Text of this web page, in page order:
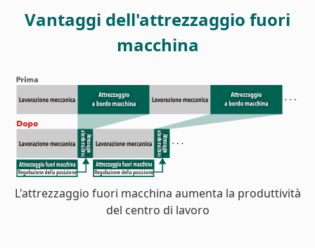
Vantaggi dell'attrezzaggio fuori
macchina
L'attrezzaggio fuori macchina aumenta la produttività
del centro di lavoro